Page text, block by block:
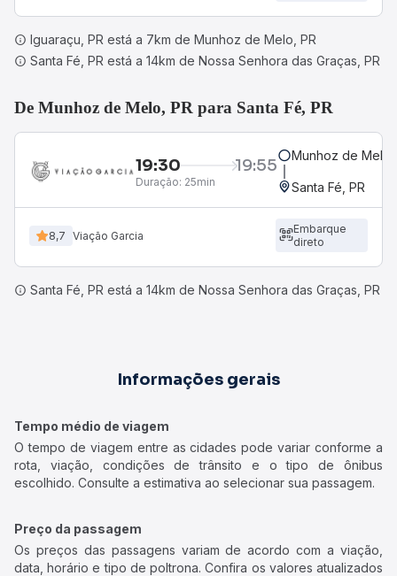
Iguaraçu, PR está a 7km de Munhoz de Melo, PR
Santa Fé, PR está a 14km de Nossa Senhora das Graças, PR
De Munhoz de Melo, PR para Santa Fé, PR
19:30 19:55
Duração: 25min
Munhoz de Melo,
Santa Fé, PR
8,7 Viação Garcia
Embarque
direto
Santa Fé, PR está a 14km de Nossa Senhora das Graças, PR
Informações gerais
Tempo médio de viagem
O tempo de viagem entre as cidades pode variar conforme a
rota, viação, condições de trânsito e o tipo de ônibus
escolhido. Consulte a estimativa ao selecionar sua passagem.
Preço da passagem
Os preços das passagens variam de acordo com a viação,
data, horário e tipo de poltrona. Confira os valores atualizados